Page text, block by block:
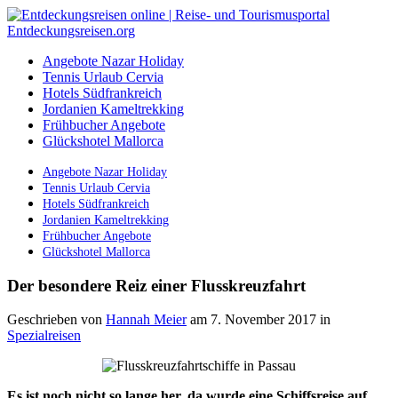
Angebote Nazar Holiday
Tennis Urlaub Cervia
Hotels Südfrankreich
Jordanien Kameltrekking
Frühbucher Angebote
Glückshotel Mallorca
Angebote Nazar Holiday
Tennis Urlaub Cervia
Hotels Südfrankreich
Jordanien Kameltrekking
Frühbucher Angebote
Glückshotel Mallorca
Der besondere Reiz einer Flusskreuzfahrt
Geschrieben von Hannah Meier am 7. November 2017 in
Spezialreisen